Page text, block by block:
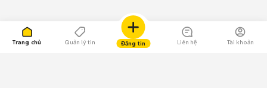
Trang chủ Quản lý tin Đăng tin Liên hệ Tài khoản